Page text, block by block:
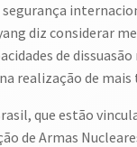
diz considerar
de dissuasão
realização de mais
que estão
de Armas